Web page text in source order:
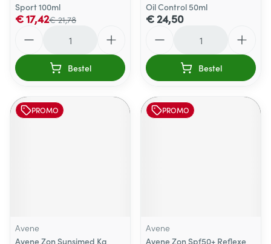
Sport 100ml
€ 21,78
€ 17,42
Bestel
Oil Control 50ml
€ 24,50
Bestel
PROMO
Avene
Avene Zon Sunsimed Ka
PROMO
Avene
Avene Zon Spf50+ Reflexe